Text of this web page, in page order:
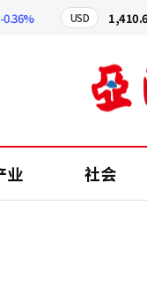
USD 1,410.60
业 社会